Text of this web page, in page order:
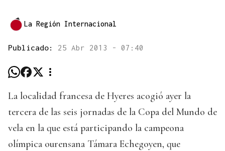
La Región Internacional
Publicado: 25 Abr 2013 - 07:40
La localidad francesa de Hyeres acogió ayer la
tercera de las seis jornadas de la Copa del Mundo de
vela en la que está participando la campeona
olímpica ourensana Támara Echegoyen, que